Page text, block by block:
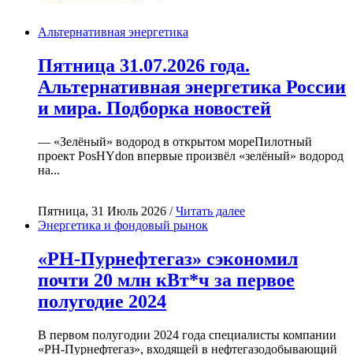
Альтернативная энергетика
Пятница 31.07.2026 года.
Альтернативная энергетика России
и мира. Подборка новостей
— «Зелёный» водород в открытом мореПилотный
проект PosHYdon впервые произвёл «зелёный» водород
на...
Пятница, 31 Июль 2026 /Читать далее
Энергетика и фондовый рынок
«РН-Пурнефтегаз» сэкономил
почти 20 млн кВт*ч за первое
полугодие 2024
В первом полугодии 2024 года специалисты компании
«РН-Пурнефтегаз», входящей в нефтегазодобывающий